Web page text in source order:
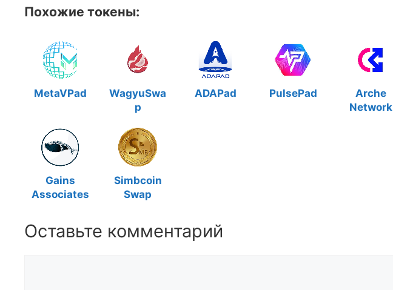
Похожие токены:
MetaVPad
WagyuSwa
p
ADAPad PulsePad
Arche
Network
Gains
Associates
Simbcoin
Swap
Оставьте комментарий